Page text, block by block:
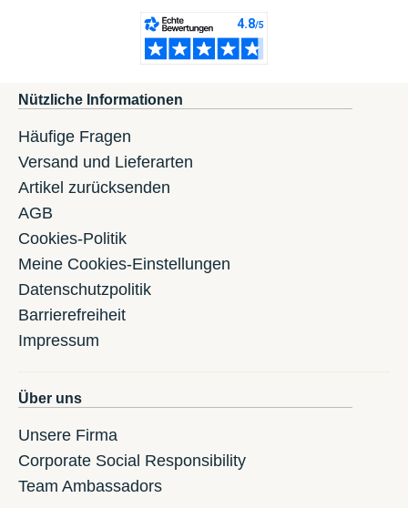
Nützliche Informationen
Häufige Fragen
Versand und Lieferarten
Artikel zurücksenden
AGB
Cookies-Politik
Meine Cookies-Einstellungen
Datenschutzpolitik
Barrierefreiheit
Impressum
Über uns
Unsere Firma
Corporate Social Responsibility
Team Ambassadors